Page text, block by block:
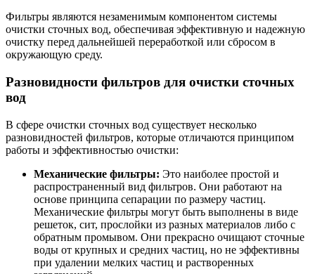
Фильтры являются незаменимым компонентом системы
очистки сточных вод, обеспечивая эффективную и надежную
очистку перед дальнейшей переработкой или сбросом в
окружающую среду.
Разновидности фильтров для очистки сточных
вод
В сфере очистки сточных вод существует несколько
разновидностей фильтров, которые отличаются принципом
работы и эффективностью очистки:
Механические фильтры: Это наиболее простой и
распространенный вид фильтров. Они работают на
основе принципа сепарации по размеру частиц.
Механические фильтры могут быть выполнены в виде
решеток, сит, прослойки из разных материалов либо с
обратным промывом. Они прекрасно очищают сточные
воды от крупных и средних частиц, но не эффективны
при удалении мелких частиц и растворенных